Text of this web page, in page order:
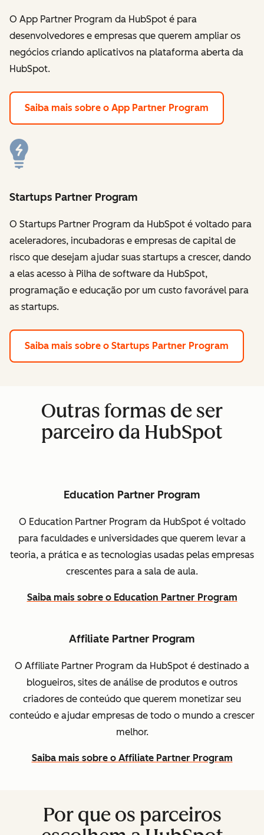
O App Partner Program da HubSpot é para
desenvolvedores e empresas que querem ampliar os
negócios criando aplicativos na plataforma aberta da
HubSpot.
Saiba mais sobre o App Partner Program
Startups Partner Program
O Startups Partner Program da HubSpot é voltado para
aceleradores, incubadoras e empresas de capital de
risco que desejam ajudar suas startups a crescer, dando
a elas acesso à Pilha de software da HubSpot,
programação e educação por um custo favorável para
as startups.
Saiba mais sobre o Startups Partner Program
Outras formas de ser
parceiro da HubSpot
Education Partner Program
O Education Partner Program da HubSpot é voltado
para faculdades e universidades que querem levar a
teoria, a prática e as tecnologias usadas pelas empresas
crescentes para a sala de aula.
Saiba mais sobre o Education Partner Program
Affiliate Partner Program
O Affiliate Partner Program da HubSpot é destinado a
blogueiros, sites de análise de produtos e outros
criadores de conteúdo que querem monetizar seu
conteúdo e ajudar empresas de todo o mundo a crescer
melhor.
Saiba mais sobre o Affiliate Partner Program
Por que os parceiros